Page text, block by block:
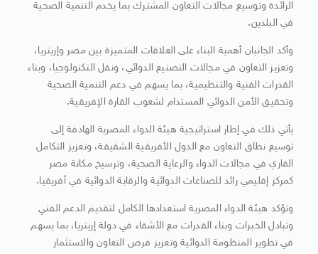
الرائدة وتوسيع مجالات التعاون المشترك بما يخدم التنمية الصحية
في البلدين.
وأكد الجانبان أهمية البناء على العلاقات المتميزة بين مصر وإريتريا،
وتعزيز التعاون في مجالات التصنيع الدوائي، ونقل التكنولوجيا، وبناء
القدرات الفنية والتنظيمية، بما يسهم في دعم التنمية الصحية
وتحقيق الأمن الدوائي المستدام لشعوب القارة الإفريقية.
يأتي ذلك في إطار استراتيجية هيئة الدواء المصرية الهادفة إلى
توسيع نطاق التعاون مع الدول الأفريقية الشقيقة، وتعزيز التكامل
القاري في مجالات الدواء والرعاية الصحية، وترسيخ مكانة مصر
كمركز إقليمي رائد للصناعات الدوائية والرقابة الدوائية في أفريقيا.
وتؤكد هيئة الدواء المصرية استعدادها الكامل لتقديم الدعم الفني
وتبادل الخبرات وبناء القدرات مع الأشقاء في دولة إريتريا، بما يسهم
في تطوير المنظومة الدوائية وتعزيز فرص التعاون والاستثمار